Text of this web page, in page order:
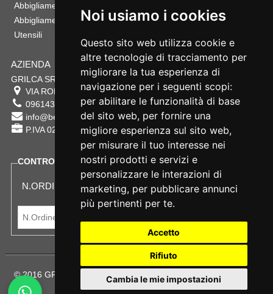
Noi usiamo i cookies
Questo sito web utilizza cookie e
altre tecnologie di tracciamento per
migliorare la tua esperienza di
navigazione per i seguenti scopi:
per abilitare le funzionalità di base
del sito web, per fornire una
migliore esperienza sul sito web,
per misurare il tuo interesse nei
nostri prodotti e servizi e
personalizzare le interazioni di
marketing, per pubblicare annunci
più pertinenti per te.
Accetto
Rifiuto
Cambia le mie impostazioni
Abbigliamento Sportivo
Abbigliamento Bambino
Utensili
AZIENDA
GRILCA SRL
VIA ROMA 180 88054 SERSALE CZ
0961432177
info@bestsafety.it
P.IVA 02342180797
CONTROLLA LO STATO DEL TUO ORDINE
N.ORDINE:
© 2016 GRILCA SRL Sede Legale: VIA ROMA 180 - SERSALE -
88054